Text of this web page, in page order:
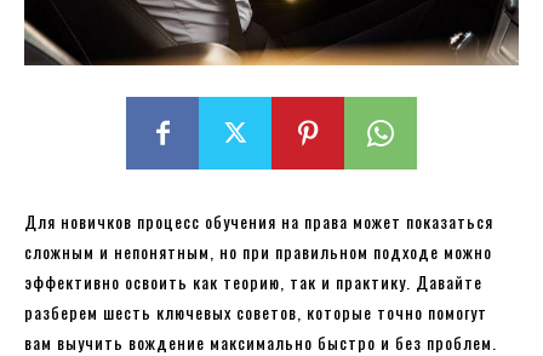
Для новичков процесс обучения на права может показаться
сложным и непонятным, но при правильном подходе можно
эффективно освоить как теорию, так и практику. Давайте
разберем шесть ключевых советов, которые точно помогут
вам выучить вождение максимально быстро и без проблем.